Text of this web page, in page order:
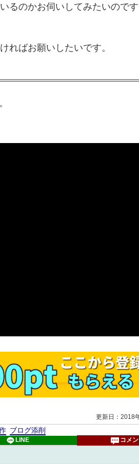
るのかお伺いしてみたいのです
ればお願いしたいです。
更新日：2018
ブログ添削
LINE コメ